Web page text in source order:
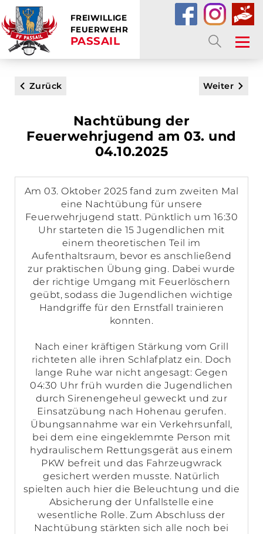
FREIWILLIGE
FEUERWEHR
PASSAIL
Zurück Weiter
Nachtübung der
Feuerwehrjugend am 03. und
04.10.2025
Am 03. Oktober 2025 fand zum zweiten Mal
eine Nachtübung für unsere
Feuerwehrjugend statt. Pünktlich um 16:30
Uhr starteten die 15 Jugendlichen mit
einem theoretischen Teil im
Aufenthaltsraum, bevor es anschließend
zur praktischen Übung ging. Dabei wurde
der richtige Umgang mit Feuerlöschern
geübt, sodass die Jugendlichen wichtige
Handgriffe für den Ernstfall trainieren
konnten.
Nach einer kräftigen Stärkung vom Grill
richteten alle ihren Schlafplatz ein. Doch
lange Ruhe war nicht angesagt: Gegen
04:30 Uhr früh wurden die Jugendlichen
durch Sirenengeheul geweckt und zur
Einsatzübung nach Hohenau gerufen.
Übungsannahme war ein Verkehrsunfall,
bei dem eine eingeklemmte Person mit
hydraulischem Rettungsgerät aus einem
PKW befreit und das Fahrzeugwrack
gesichert werden musste. Natürlich
spielten auch hier die Beleuchtung und die
Absicherung der Unfallstelle eine
wesentliche Rolle. Zum Abschluss der
Nachtübung stärkten sich alle noch bei